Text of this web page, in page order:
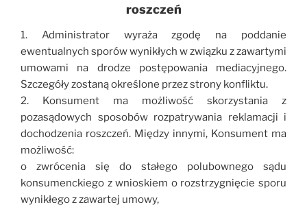
roszczeń
1. Administrator wyraża zgodę na poddanie
ewentualnych sporów wynikłych w związku z zawartymi
umowami na drodze postępowania mediacyjnego.
Szczegóły zostaną określone przez strony konfliktu.
2. Konsument ma możliwość skorzystania z
pozasądowych sposobów rozpatrywania reklamacji i
dochodzenia roszczeń. Między innymi, Konsument ma
możliwość:
o zwrócenia się do stałego polubownego sądu
konsumenckiego z wnioskiem o rozstrzygnięcie sporu
wynikłego z zawartej umowy,